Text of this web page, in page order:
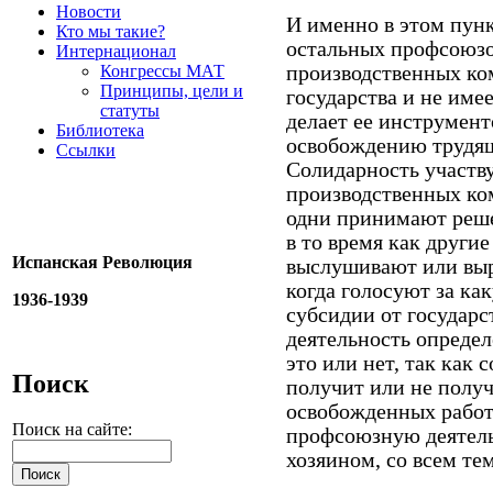
Новости
Кто мы такие?
Интернационал
Конгрессы МАТ
Принципы, цели и
статуты
Библиотека
Ссылки
Испанская Революция
1936-1939
Поиск
Поиск на сайте:
И именно в этом
остальных
производственных
государства и не
делает ее
освобождению
Солидарность
производственных
одни принимают
в то время как
выслушивают или
когда голосуют за
субсидии от
деятельность
это или нет, так как
получит или не
освобожденных
профсоюзную
хозяином, со всем